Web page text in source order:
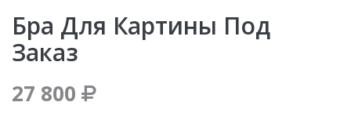
Бра Для Картины Под
Заказ
27 800